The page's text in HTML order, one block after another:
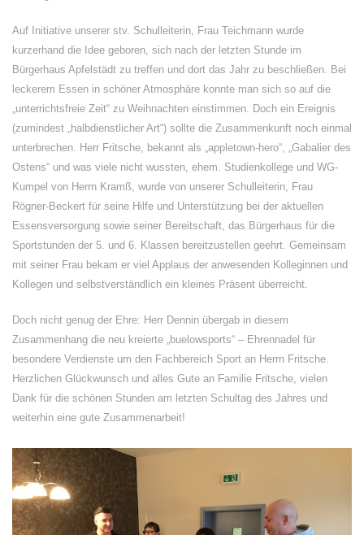
Auf Initiative unserer stv. Schulleiterin, Frau Teichmann wurde
kurzerhand die Idee geboren, sich nach der letzten Stunde im
Bürgerhaus Apfelstädt zu treffen und dort das Jahr zu beschließen. Bei
leckerem Essen in schöner Atmosphäre konnte man sich so auf die
„unterrichtsfreie Zeit“ zu Weihnachten einstimmen. Doch ein Ereignis
(zumindest „halbdienstlicher Art“) sollte die Zusammenkunft noch einmal
unterbrechen. Herr Fritsche, bekannt als „appletown-hero“, „Gabalier des
Ostens“ und was viele nicht wussten, ehem. Studienkollege und WG-
Kumpel von Herrn Kramß, wurde von unserer Schulleiterin, Frau
Rögner-Beckert für seine Hilfe und Unterstützung bei der aktuellen
Essensversorgung sowie seiner Bereitschaft, das Bürgerhaus für die
Sportstunden der 5. und 6. Klassen bereitzustellen geehrt. Gemeinsam
mit seiner Frau bekam er viel Applaus der anwesenden Kolleginnen und
Kollegen und selbstverständlich ein kleines Präsent überreicht.
Doch nicht genug der Ehre: Herr Dennin übergab in diesem
Zusammenhang die neu kreierte „buelowsports“ – Ehrennadel für
besondere Verdienste um den Fachbereich Sport an Herrn Fritsche.
Herzlichen Glückwunsch und alles Gute an Familie Fritsche, vielen
Dank für die schönen Stunden am letzten Schultag des Jahres und
weiterhin eine gute Zusammenarbeit!